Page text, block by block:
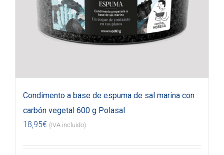
Condimento a base de espuma de sal marina con
carbón vegetal 600 g Polasal
18,95€ (IVA incluido)